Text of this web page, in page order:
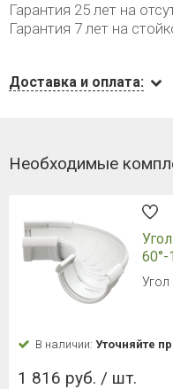
Гарантия 25 лет на
Гарантия 7 лет на
Доставка и оплата:
Необходимые
Угол
В наличии: Уточняйте
1 816 руб. / шт.